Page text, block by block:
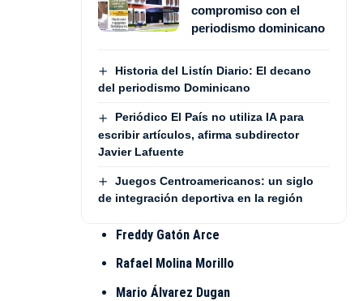
compromiso con el
periodismo dominicano
Historia del Listín Diario: El decano
del periodismo Dominicano
Periódico El País no utiliza IA para
escribir artículos, afirma subdirector
Javier Lafuente
Juegos Centroamericanos: un siglo
de integración deportiva en la región
Freddy Gatón Arce
Rafael Molina Morillo
Mario Álvarez Dugan